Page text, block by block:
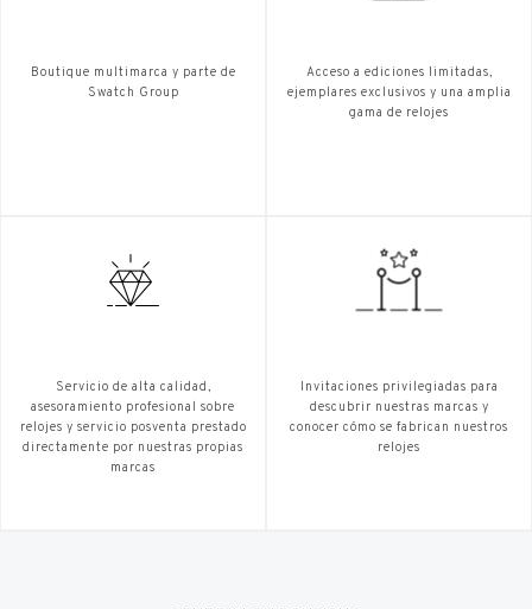
Boutique multimarca y parte de
Swatch Group
Acceso a ediciones limitadas,
ejemplares exclusivos y una amplia
gama de relojes
Servicio de alta calidad,
asesoramiento profesional sobre
relojes y servicio posventa prestado
directamente por nuestras propias
marcas
Invitaciones privilegiadas para
descubrir nuestras marcas y
conocer cómo se fabrican nuestros
relojes